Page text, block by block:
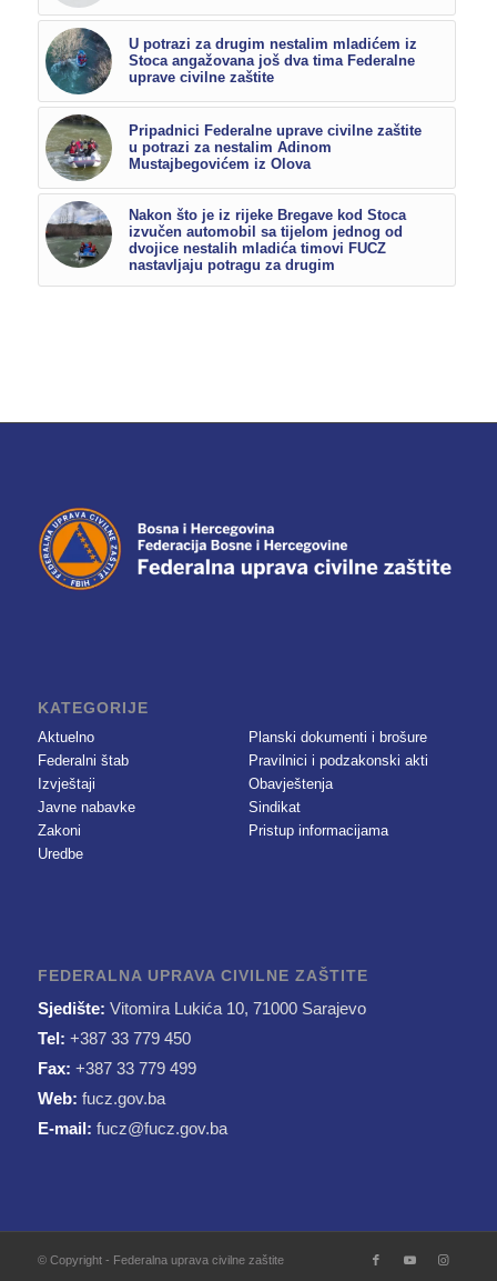
U potrazi za drugim nestalim mladićem iz
Stoca angažovana još dva tima Federalne
uprave civilne zaštite
Pripadnici Federalne uprave civilne zaštite
u potrazi za nestalim Adinom
Mustajbegovićem iz Olova
Nakon što je iz rijeke Bregave kod Stoca
izvučen automobil sa tijelom jednog od
dvojice nestalih mladića timovi FUCZ
nastavljaju potragu za drugim
KATEGORIJE
Aktuelno
Federalni štab
Izvještaji
Javne nabavke
Zakoni
Uredbe
Planski dokumenti i brošure
Pravilnici i podzakonski akti
Obavještenja
Sindikat
Pristup informacijama
FEDERALNA UPRAVA CIVILNE ZAŠTITE
Sjedište: Vitomira Lukića 10, 71000 Sarajevo
Tel: +387 33 779 450
Fax: +387 33 779 499
Web: fucz.gov.ba
E-mail: fucz@fucz.gov.ba
© Copyright - Federalna uprava civilne zaštite